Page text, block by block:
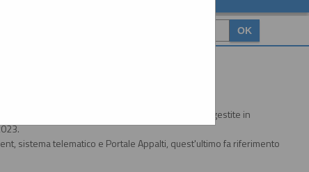
espletare procedure di gara interamente gestite in
sistema telematico e Portale Appalti, quest'ultimo fa riferimento